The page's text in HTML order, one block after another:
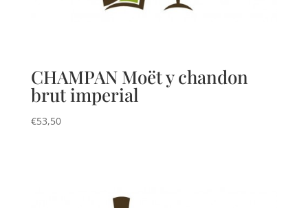
CHAMPAN Moët y chandon
brut imperial
€53,50